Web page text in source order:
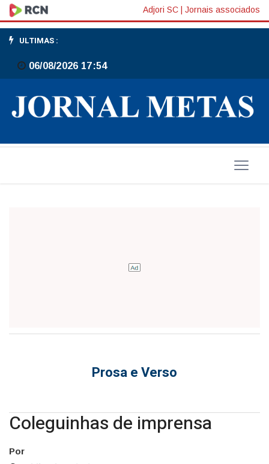
Coleguinhas
de
imprensa
Adjori SC Jornais associados
ULTIMAS :
06/08/2026 17:54
Prosa e Verso
Coleguinhas de imprensa
Por